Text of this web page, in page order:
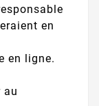
en
en ligne.
au